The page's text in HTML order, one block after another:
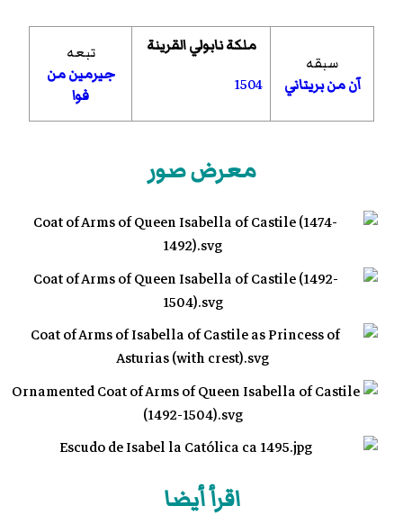
سبقه
آن من بريتاني
ملكة نابولي القرينة
1504
تبعه
جيرمين من
فوا
معرض صور
اقرأ أيضا